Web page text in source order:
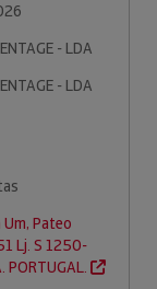
- LDA
- LDA
Pateo
Lj. S 1250-
PORTUGAL.